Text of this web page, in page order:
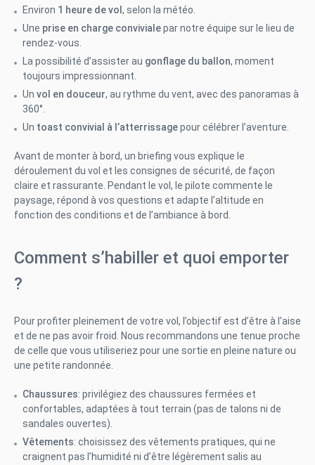
Environ 1 heure de vol , selon la météo.
Une prise en charge convivialepar notre équipe sur le lieu de
rendez-vous.
La possibilité d’assister au gonflage du ballon, moment
toujours impressionnant.
Un vol en douceur, au rythme du vent, avec des panoramas à
360°.
Un toast convivial à l’atterrissagepour célébrer l’aventure.
Avant de monter à bord, un briefing vous explique le
déroulement du vol et les consignes de sécurité, de façon
claire et rassurante. Pendant le vol, le pilote commente le
paysage, répond à vos questions et adapte l’altitude en
fonction des conditions et de l’ambiance à bord.
Comment s’habiller et quoi emporter
?
Pour profiter pleinement de votre vol, l’objectif est d’être à l’aise
et de ne pas avoir froid. Nous recommandons une tenue proche
de celle que vous utiliseriez pour une sortie en pleine nature ou
une petite randonnée.
Chaussures: privilégiez des chaussures fermées et
confortables, adaptées à tout terrain (pas de talons ni de
sandales ouvertes).
Vêtements: choisissez des vêtements pratiques, qui ne
craignent pas l’humidité ni d’être légèrement salis au